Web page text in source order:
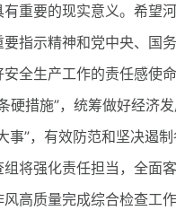
重要的现实意义。希望
指示精神和党中央、国
全生产工作的责任感使
硬措施”，统筹做好经济
事”，有效防范和坚决遏
将强化责任担当，全面
高质量完成综合检查工作